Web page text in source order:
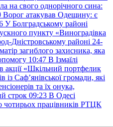
на свого однорічного сина:
Ворог атакував Одещину: є
У Болградському районі
пункту «Виноградівка
Дністровському районі 24-
загиблого захисника, яка
10:47 В Ізмаїлі
акції «Шкільний портфелик
із Саф’янівської громади, які
та їх онука,
строк 09:23 В Одесі
чотирьох працівників РТЦК